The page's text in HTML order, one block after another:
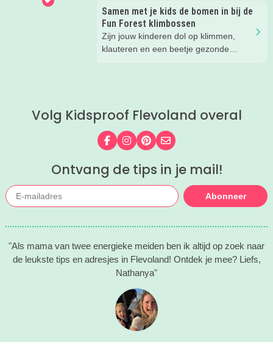
we ontdekken met onze
Kidsproofreporters Kees, Aukje en
moeder Harmke.
Samen met je kids de bomen in bij de
Fun Forest klimbossen
Zijn jouw kinderen dol op klimmen,
klauteren en een beetje gezonde
we zóveel zouden lachen. En het gaf
zelfvertrouwen.
Volg Kidsproof Flevoland overal
Volg ons op Facebook
Volg ons op Instagram
Volg ons op Pinterest
Mail ons
Ontvang de tips in je mail!
Abonneer
"Als mama van twee energieke meiden ben ik altijd op zoek naar
de leukste tips en adresjes in Flevoland! Ontdek je mee? Liefs,
Nathanya"